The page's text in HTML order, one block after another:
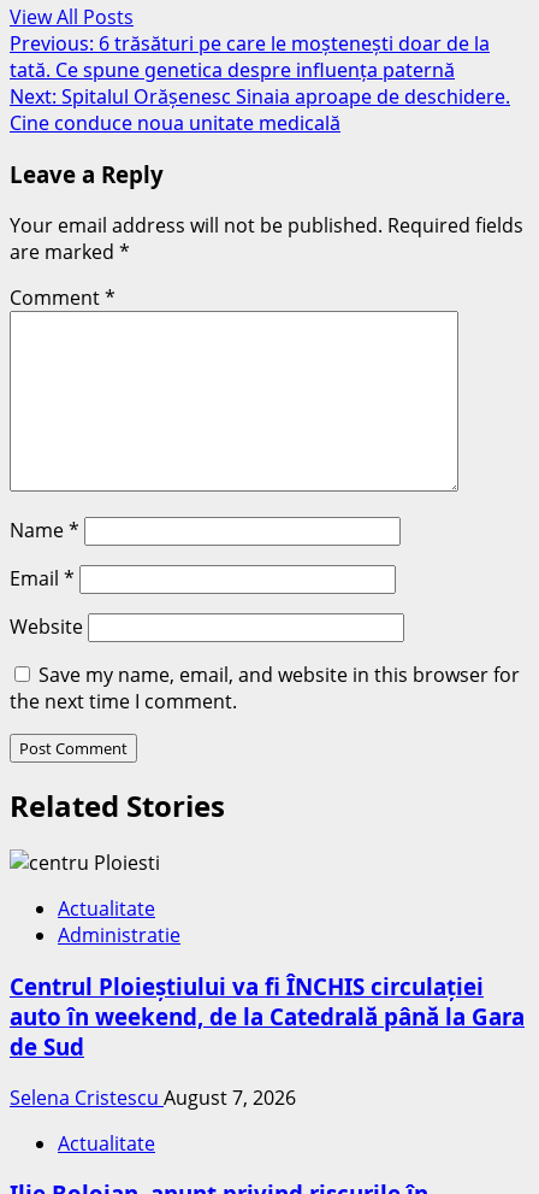
View All Posts
Post
navigation
Previous: 6 trăsături pe care le moștenești doar de la
tată. Ce spune genetica despre influența paternă
Next: Spitalul Orășenesc Sinaia aproape de deschidere.
Cine conduce noua unitate medicală
Leave a Reply
Your email address will not be published. Required fields
are marked *
Comment*
Name*
Email *
Website
Save my name, email, and website in this browser for
the next time I comment.
Related Stories
Actualitate
Administratie
Centrul Ploieștiului va fi ÎNCHIS circulației
auto în weekend, de la Catedrală până la Gara
de Sud
Selena Cristescu August 7, 2026
Actualitate